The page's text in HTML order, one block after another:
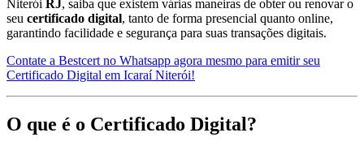
Niterói RJ, saiba que existem várias maneiras de obter ou renovar o
seu certificado digital, tanto de forma presencial quanto online,
garantindo facilidade e segurança para suas transações digitais.
Contate a Bestcert no Whatsapp agora mesmo para emitir seu
Certificado Digital em Icaraí Niterói!
O que é o Certificado Digital?